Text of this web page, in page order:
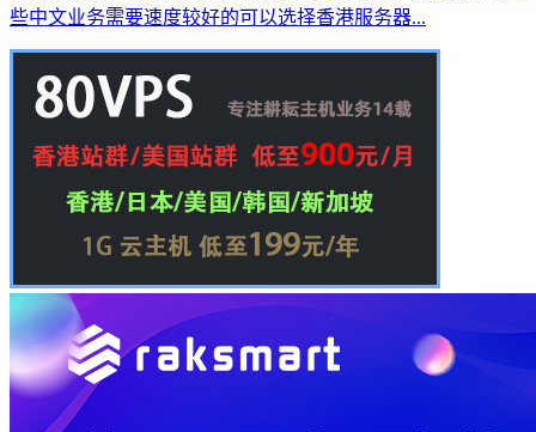
些中文业务需要速度较好的可以选择香港服务器...